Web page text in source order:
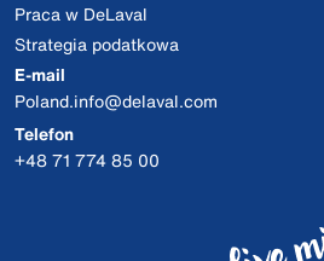
Praca w DeLaval
Strategia podatkowa
E-mail
Poland.info@delaval.com
Telefon
+48 71 774 85 00